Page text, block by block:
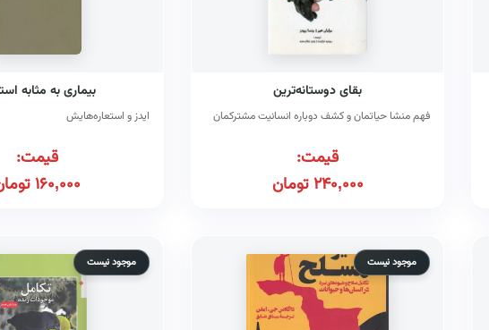
بقای دوستانه‌ترین
فهم منشا حیاتمان و کشف دوباره انسانیت مشترکمان
قیمت:
240,000تومان
بیماری به مثابه
ایدز و استعاره‌هایش
قیمت:
160,000
موجود نیست موجود نیست